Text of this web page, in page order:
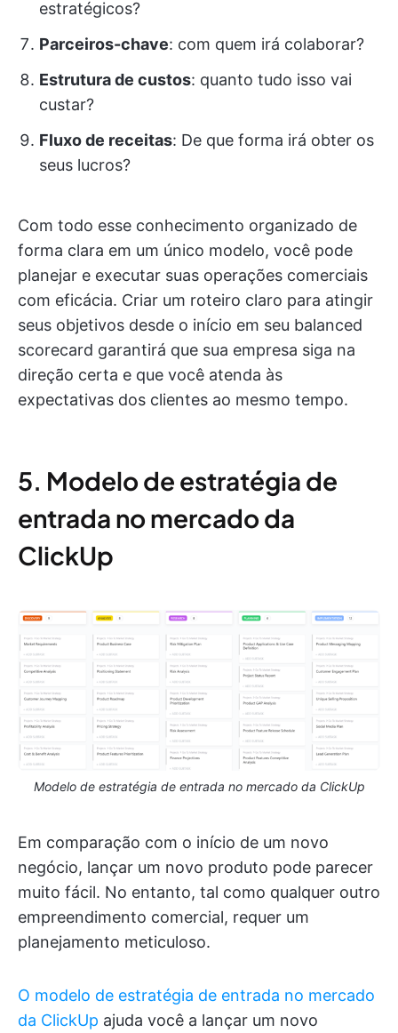
estratégicos?
Parceiros-chave: com quem irá colaborar?
Estrutura de custos: quanto tudo isso vai
custar?
Fluxo de receitas: De que forma irá obter os
seus lucros?
Com todo esse conhecimento organizado de
forma clara em um único modelo, você pode
planejar e executar suas operações comerciais
com eficácia. Criar um roteiro claro para atingir
seus objetivos desde o início em seu balanced
scorecard garantirá que sua empresa siga na
direção certa e que você atenda às
expectativas dos clientes ao mesmo tempo.
5. Modelo de estratégia de
entrada no mercado da
ClickUp
Modelo de estratégia de entrada no mercado da ClickUp
Em comparação com o início de um novo
negócio, lançar um novo produto pode parecer
muito fácil. No entanto, tal como qualquer outro
empreendimento comercial, requer um
planejamento meticuloso.
O modelo de estratégia de entrada no mercado
da ClickUp ajuda você a lançar um novo